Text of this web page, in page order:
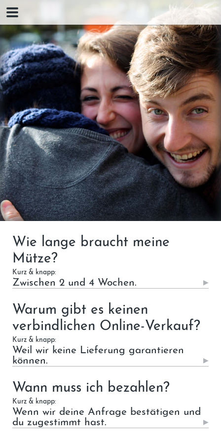
Wie lange braucht meine
Mütze?
Kurz & knapp:
Zwischen 2 und 4 Wochen.
Warum gibt es keinen
verbindlichen Online-Verkauf?
Kurz & knapp:
Weil wir keine Lieferung garantieren
können.
Wann muss ich bezahlen?
Kurz & knapp:
Wenn wir deine Anfrage bestätigen und
du zugestimmt hast.